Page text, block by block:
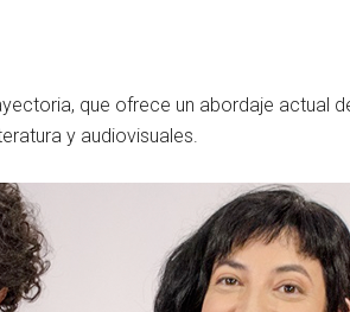
que ofrece un abordaje actual
y audiovisuales.